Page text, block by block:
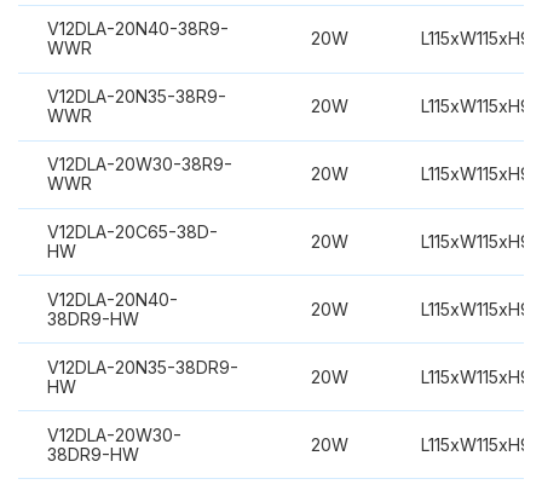
V12DLA-20N40-38R9-
WWR
20W
V12DLA-20N35-38R9-
WWR
20W
V12DLA-20W30-38R9-
WWR
20W
V12DLA-20C65-38D-
HW
20W
V12DLA-20N40-
38DR9-HW
20W
V12DLA-20N35-38DR9-
HW
20W
V12DLA-20W30-
38DR9-HW
20W